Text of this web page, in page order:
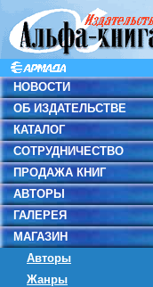
НОВОСТИ
ОБ ИЗДАТЕЛЬСТВЕ
КАТАЛОГ
СОТРУДНИЧЕСТВО
ПРОДАЖА КНИГ
АВТОРЫ
ГАЛЕРЕЯ
МАГАЗИН
Авторы
Жанры